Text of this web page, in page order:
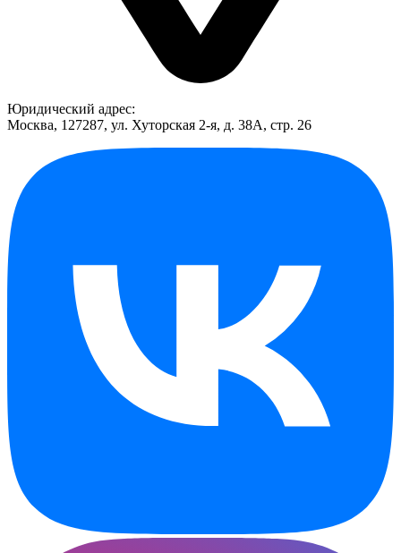
Юридический адрес:
Москва, 127287, ул. Хуторская 2-я, д. 38А, стр. 26